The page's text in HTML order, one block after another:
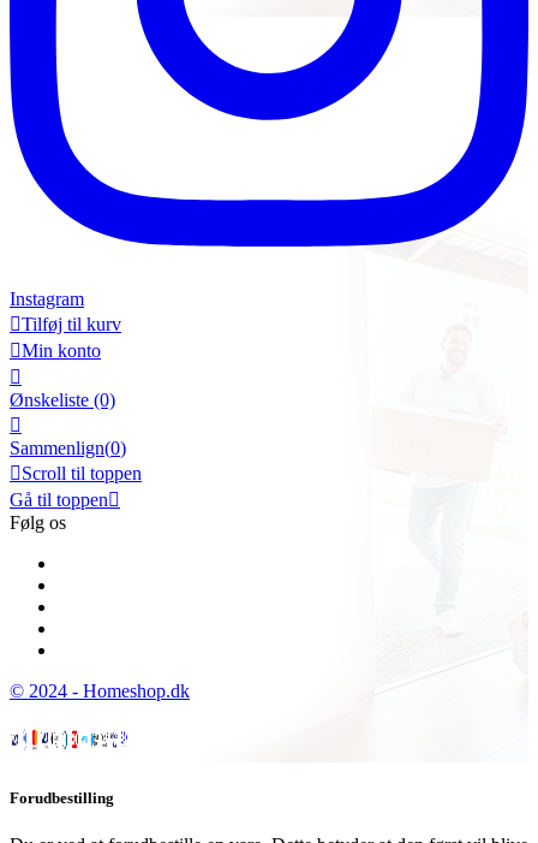
Instagram
Tilføj til kurv
Min konto

Ønskeliste (0)

Sammenlign(0)
Scroll til toppen
Gå til toppen
Følg os
© 2024 - Homeshop.dk
Forudbestilling